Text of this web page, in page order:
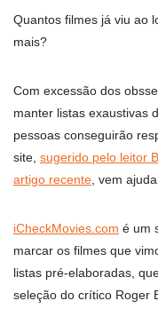
Quantos filmes já viu ao
mais?
Com excessão dos
manter listas exaustivas
pessoas conseguirão
site, sugerido pelo leitor
artigo recente , vem
iCheckMovies.com é um
marcar os filmes que
listas pré-elaboradas,
seleção do crítico Roger